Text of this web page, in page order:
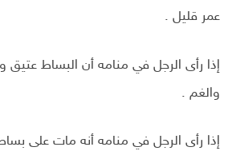
عمر قليل .
إذا رأى الرجل في منامه أن البساط
والغم .
إذا رأى الرجل في منامه أنه مات على